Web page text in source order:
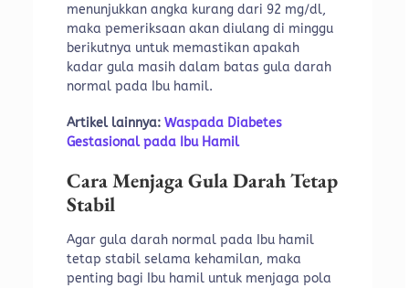
menunjukkan angka kurang dari 92 mg/dl,
maka pemeriksaan akan diulang di minggu
berikutnya untuk memastikan apakah
kadar gula masih dalam batas gula darah
normal pada Ibu hamil.
Artikel lainnya: Waspada Diabetes
Gestasional pada Ibu Hamil
Cara Menjaga Gula Darah Tetap
Stabil
Agar gula darah normal pada Ibu hamil
tetap stabil selama kehamilan, maka
penting bagi Ibu hamil untuk menjaga pola